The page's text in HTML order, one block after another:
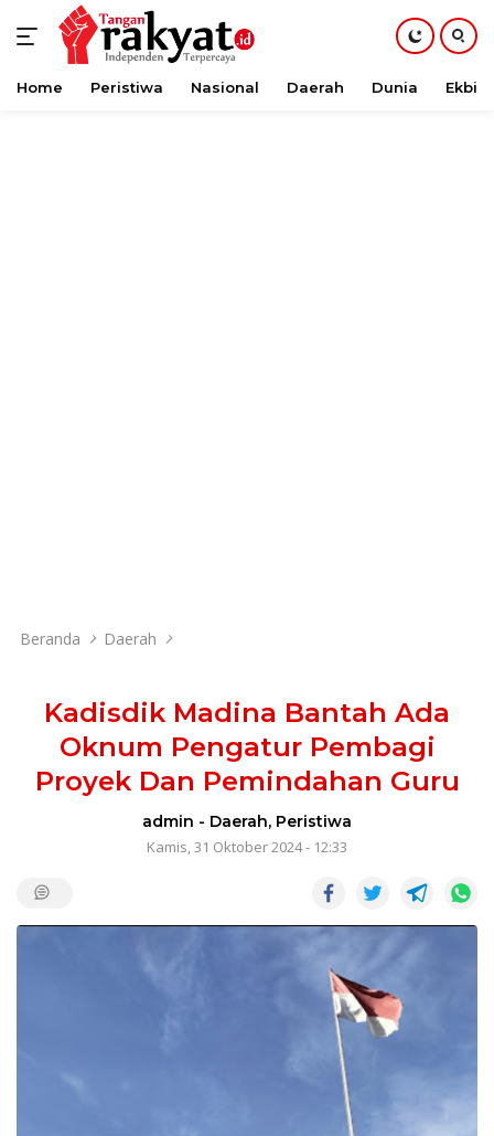
Langsung
Home Peristiwa Nasional Daerah Dunia Ekbis
Beranda Daerah
Kadisdik Madina Bantah Ada
Oknum Pengatur Pembagi
Proyek Dan Pemindahan Guru
admin - Daerah, Peristiwa
Kamis, 31 Oktober 2024 - 12:33